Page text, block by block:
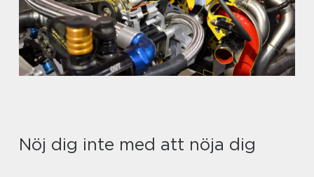
Nöj dig inte med att nöja dig